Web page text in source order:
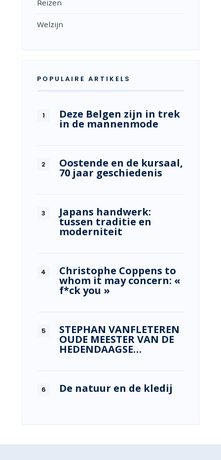
Reizen
Welzijn
POPULAIRE ARTIKELS
Deze Belgen zijn in trek
in de mannenmode
Oostende en de kursaal,
70 jaar geschiedenis
Japans handwerk:
tussen traditie en
moderniteit
Christophe Coppens to
whom it may concern: «
f*ck you »
STEPHAN VANFLETEREN
OUDE MEESTER VAN DE
HEDENDAAGSE…
De natuur en de kledij